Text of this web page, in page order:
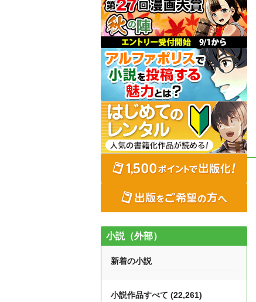
小説（外部）
新着の小説
小説作品すべて (22,261)